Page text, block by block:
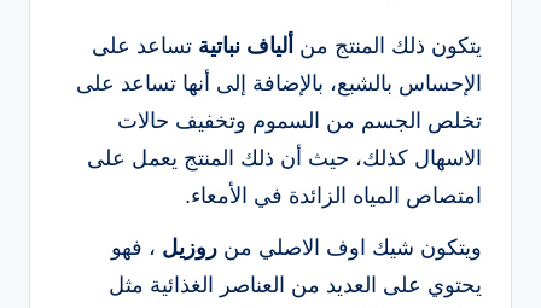
يتكون ذلك المنتج من ألياف نباتية تساعد على
الإحساس بالشبع، بالإضافة إلى أنها تساعد على
تخلص الجسم من السموم وتخفيف حالات
الاسهال كذلك، حيث أن ذلك المنتج يعمل على
امتصاص المياه الزائدة في الأمعاء.
ويتكون شيك اوف الاصلي من روزيل ، فهو
يحتوي على العديد من العناصر الغذائية مثل